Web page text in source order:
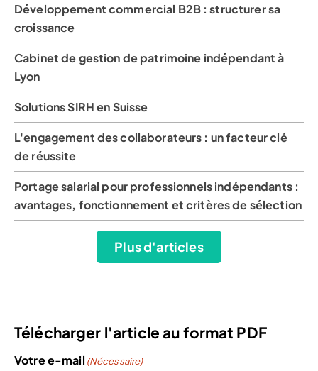
Développement commercial B2B : structurer sa
croissance
Cabinet de gestion de patrimoine indépendant à
Lyon
Solutions SIRH en Suisse
L'engagement des collaborateurs : un facteur clé
de réussite
Portage salarial pour professionnels indépendants :
avantages, fonctionnement et critères de sélection
Plus d'articles
Télécharger l'article au format PDF
Votre e-mail (Nécessaire)